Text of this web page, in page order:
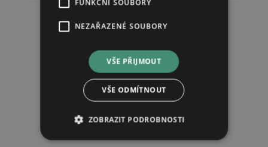
FUNKČNÍ SOUBORY
NEZAŘAZENÉ SOUBORY
VŠE PŘIJMOUT
VŠE ODMÍTNOUT
ZOBRAZIT PODROBNOSTI